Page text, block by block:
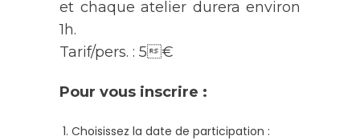
et chaque atelier durera environ
1h.
Tarif/pers. : 5€
Pour vous inscrire :
Choisissez la date de participation :